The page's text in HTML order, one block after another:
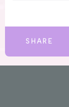
SHARE